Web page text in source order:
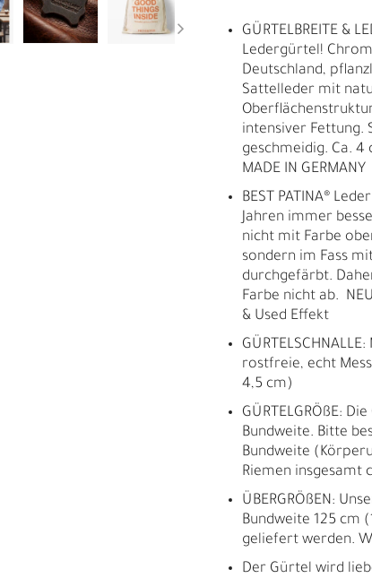
GÜRTELBREITE &
Ledergürtel!
Deutschland,
Sattelleder mit
intensiver Fettung.
geschmeidig. Ca.
MADE IN GERMANY
BEST PATINA®
Jahren immer
nicht mit Farbe
sondern im Fass
durchgefärbt.
Farbe nicht ab.
& Used Effekt
rostfreie, echt
4,5 cm)
GÜRTELGRÖßE:
Bundweite. Bitte
Bundweite
Riemen insgesamt
ÜBERGRÖßEN:
Bundweite 125 cm
geliefert werden.
Der Gürtel wird